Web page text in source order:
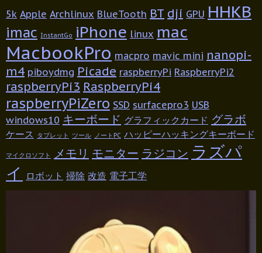
5k Apple Archlinux BlueTooth BT dji GPU HHKB
imac InstantGo iPhone linux mac
MacbookPro macpro mavic mini nanopi-
m4 piboydmg Picade raspberryPi RaspberryPi2
raspberryPi3 RaspberryPi4
raspberryPiZero SSD surfacepro3 USB
windows10 キーボード グラフィックカード グラボ
ケース タブレット ツール ノートPC ハッピーハッキングキーボード
マイクロソフト メモリ モニター ラジコン ラズパ
イ
ロボット 掃除 改造 電子工学